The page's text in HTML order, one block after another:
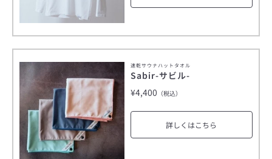
速乾サウナハットタオル
Sabir-サビル-
¥4,400 （税込）
詳しくはこちら